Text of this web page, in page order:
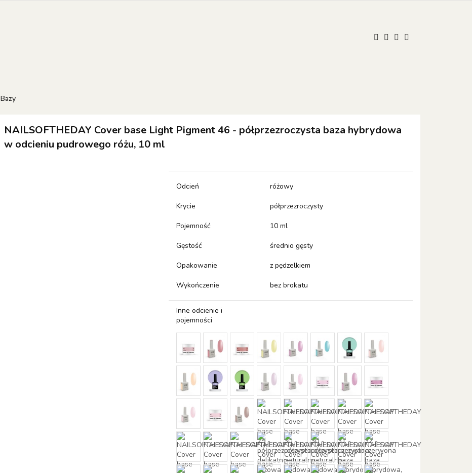
Bazy
NAILSOFTHEDAY Cover base Light Pigment 46 - półprzezroczysta baza hybrydowa
w odcieniu pudrowego różu, 10 ml
Odcień różowy
Krycie półprzezroczysty
Pojemność 10 ml
Gęstość średnio gęsty
Opakowanie z pędzelkiem
Wykończenie bez brokatu
Inne odcienie i
pojemności